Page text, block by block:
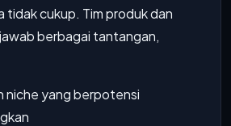
tidak cukup. Tim produk dan
berbagai tantangan,
niche yang berpotensi